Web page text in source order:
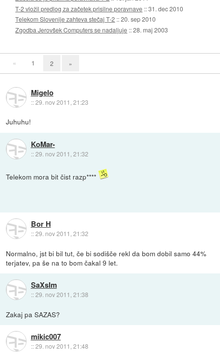
T-2 vložil predlog za začetek prisilne poravnave ::31. dec 2010
Telekom Slovenije zahteva stečaj T-2 ::20. sep 2010
Zgodba Jerovšek Computers se nadaljuje ::28. maj 2003
« 1 2 »
Migelo
::29. nov 2011, 21:23
Juhuhu!
KoMar-
::29. nov 2011, 21:32
Telekom mora bit čist razp****
Bor H
::29. nov 2011, 21:32
Normalno, jst bi bil tut, če bi sodišče rekl da bom dobil samo 44%
terjatev, pa še na to bom čakal 9 let.
SaXsIm
::29. nov 2011, 21:38
Zakaj pa SAZAS?
mikic007
::29. nov 2011, 21:48